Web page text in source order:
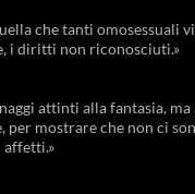
che tanti omosessuali
i diritti non riconosciuti.»
attinti alla fantasia, ma
per mostrare che non ci
affetti.»